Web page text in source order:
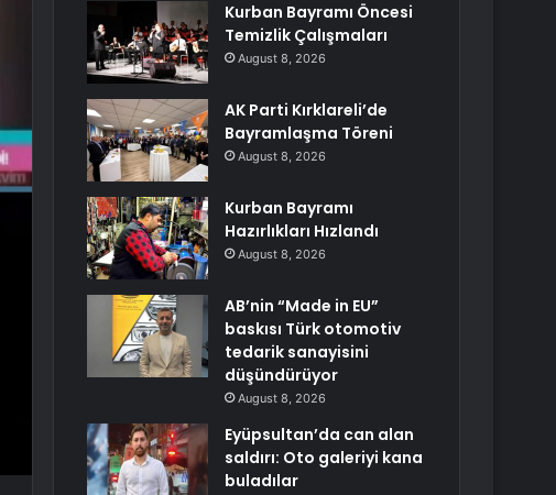
Kurban Bayramı Öncesi
Temizlik Çalışmaları
August 8, 2026
AK Parti Kırklareli’de
Bayramlaşma Töreni
August 8, 2026
Kurban Bayramı
Hazırlıkları Hızlandı
August 8, 2026
AB’nin “Made in EU”
baskısı Türk otomotiv
tedarik sanayisini
düşündürüyor
August 8, 2026
Eyüpsultan’da can alan
saldırı: Oto galeriyi kana
buladılar